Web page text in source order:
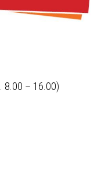
8.00 – 16.00)